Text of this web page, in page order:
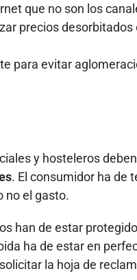
que no son los
precios desorbitados
para evitar
y hosteleros deben
. El consumidor ha de
no el gasto.
han de estar
ha de estar en
la hoja de